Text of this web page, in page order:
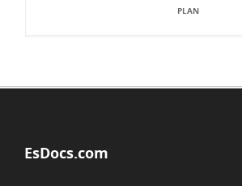
PLAN
EsDocs.com